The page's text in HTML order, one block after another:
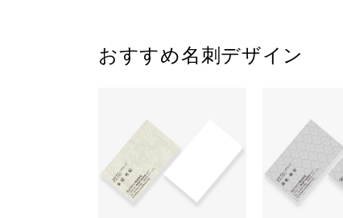
おすすめ名刺デザイン